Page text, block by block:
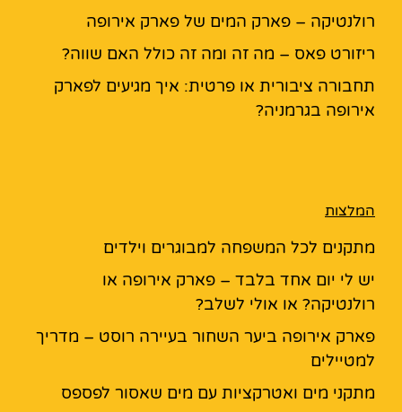
רולנטיקה – פארק המים של פארק אירופה
ריזורט פאס – מה זה ומה זה כולל האם שווה?
תחבורה ציבורית או פרטית: איך מגיעים לפארק
אירופה בגרמניה?
המלצות
מתקנים לכל המשפחה למבוגרים וילדים
יש לי יום אחד בלבד – פארק אירופה או
רולנטיקה? או אולי לשלב?
פארק אירופה ביער השחור בעיירה רוסט – מדריך
למטיילים
מתקני מים ואטרקציות עם מים שאסור לפספס